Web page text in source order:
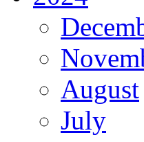
August
July